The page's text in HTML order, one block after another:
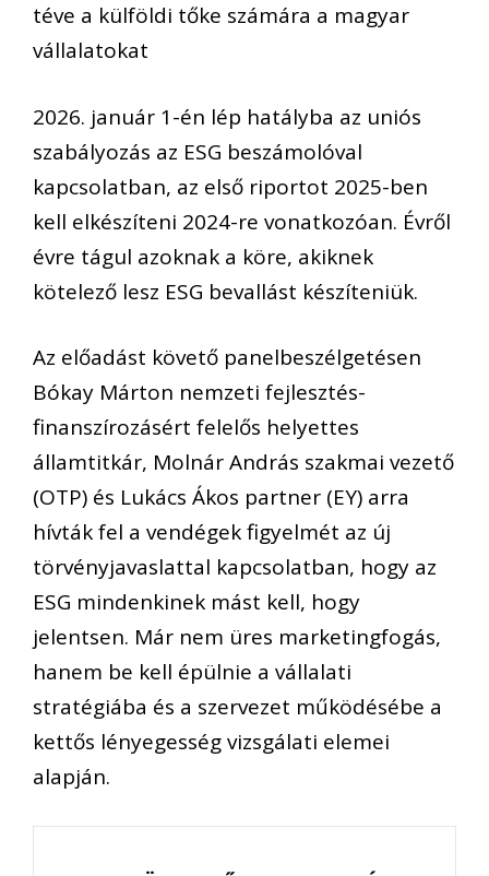
téve a külföldi tőke számára a magyar
vállalatokat
2026. január 1-én lép hatályba az uniós
szabályozás az ESG beszámolóval
kapcsolatban, az első riportot 2025-ben
kell elkészíteni 2024-re vonatkozóan. Évről
évre tágul azoknak a köre, akiknek
kötelező lesz ESG bevallást készíteniük.
Az előadást követő panelbeszélgetésen
Bókay Márton nemzeti fejlesztés-
finanszírozásért felelős helyettes
államtitkár, Molnár András szakmai vezető
(OTP) és Lukács Ákos partner (EY) arra
hívták fel a vendégek figyelmét az új
törvényjavaslattal kapcsolatban, hogy az
ESG mindenkinek mást kell, hogy
jelentsen. Már nem üres marketingfogás,
hanem be kell épülnie a vállalati
stratégiába és a szervezet működésébe a
kettős lényegesség vizsgálati elemei
alapján.